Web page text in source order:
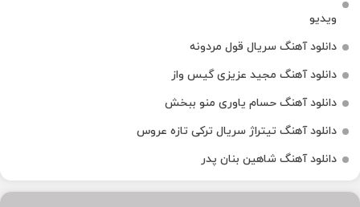
ویدیو
دانلود آهنگ سریال قول مردونه
دانلود آهنگ مجید عزیزی گیس واز
دانلود آهنگ حسام یاوری منو ببخش
دانلود آهنگ تیتراژ سریال ترکی تازه عروس
دانلود آهنگ شاهین بنان پدر